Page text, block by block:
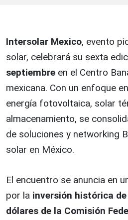
Intersolar Mexico, evento
solar, celebrará su sexta
septiembre en el Centro
mexicana. Con un enfoque
energía fotovoltaica, solar
almacenamiento, se
de soluciones y networking
solar en México.
El encuentro se anuncia en
por la inversión histórica
dólares de la Comisión